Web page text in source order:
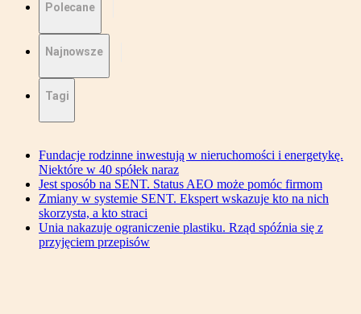
Polecane
Najnowsze
Tagi
Fundacje rodzinne inwestują w nieruchomości i energetykę.
Niektóre w 40 spółek naraz
Jest sposób na SENT. Status AEO może pomóc firmom
Zmiany w systemie SENT. Ekspert wskazuje kto na nich
skorzysta, a kto straci
Unia nakazuje ograniczenie plastiku. Rząd spóźnia się z
przyjęciem przepisów